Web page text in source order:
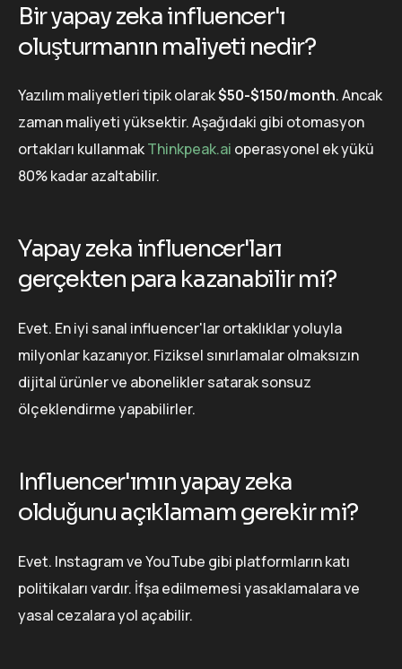
Bir yapay zeka influencer'ı
oluşturmanın maliyeti nedir?
Yazılım maliyetleri tipik olarak$50-$150/month. Ancak
zaman maliyeti yüksektir. Aşağıdaki gibi otomasyon
ortakları kullanmakThinkpeak.ai operasyonel ek yükü
80% kadar azaltabilir.
Yapay zeka influencer'ları
gerçekten para kazanabilir mi?
Evet. En iyi sanal influencer'lar ortaklıklar yoluyla
milyonlar kazanıyor. Fiziksel sınırlamalar olmaksızın
dijital ürünler ve abonelikler satarak sonsuz
ölçeklendirme yapabilirler.
Influencer'ımın yapay zeka
olduğunu açıklamam gerekir mi?
Evet. Instagram ve YouTube gibi platformların katı
politikaları vardır. İfşa edilmemesi yasaklamalara ve
yasal cezalara yol açabilir.